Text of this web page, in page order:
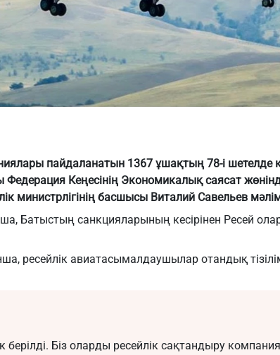
пайдаланатын 1367 ұшақтың 78-і шетелде
Кеңесінің Экономикалық саясат
министрлігінің басшысы Виталий Савельев
Батыстың санкцияларының кесірінен Ресей
ресейлік авиатасымалдаушылар отандық
берілді. Біз оларды ресейлік сақтандыру